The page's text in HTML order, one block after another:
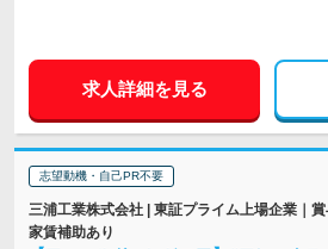
求人詳細を見る
志望動機・自己PR不要
三浦工業株式会社 | 東証プライム上場企業｜
家賃補助あり